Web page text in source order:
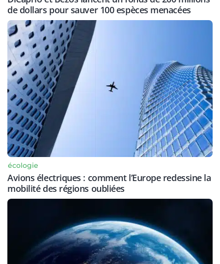
de dollars pour sauver 100 espèces menacées
écologie
Avions électriques : comment l’Europe redessine la
mobilité des régions oubliées